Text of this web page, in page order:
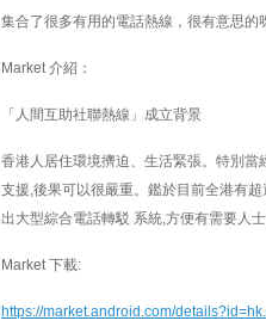
集合了很多有用的電話熱線，很有意思的
Market 介紹：
「人間互助社聯熱線」成立背景
香港人居住環境擠迫、生活緊張。特別
支援,後果可以很嚴重。鑑於目前全港有
出大型綜合電話轉駁 系統,方便有需要人
Market 下載:
https://market.android.com/